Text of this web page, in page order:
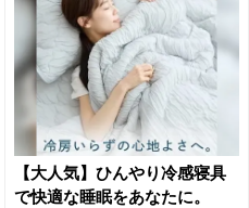
【大人気】ひんやり冷感寝具
で快適な睡眠をあなたに。